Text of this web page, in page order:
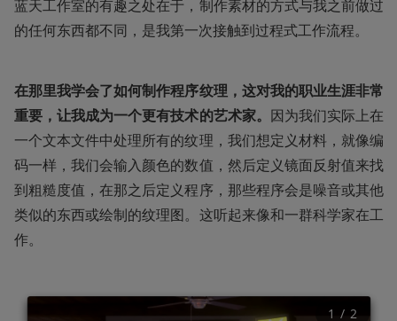
蓝天工作室的有趣之处在于，制作素材的方式与我之前做过
的任何东西都不同，是我第一次接触到过程式工作流程。
在那里我学会了如何制作程序纹理，这对我的职业生涯非常
重要，让我成为一个更有技术的艺术家。 因为我们实际上在
一个文本文件中处理所有的纹理，我们想定义材料，就像编
码一样，我们会输入颜色的数值，然后定义镜面反射值来找
到粗糙度值，在那之后定义程序，那些程序会是噪音或其他
类似的东西或绘制的纹理图。这听起来像和一群科学家在工
作。
1 / 2